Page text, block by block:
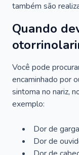
também são
Quando
Você pode
encaminhado por
sintoma no nariz,
exemplo:
Dor de
Dor de